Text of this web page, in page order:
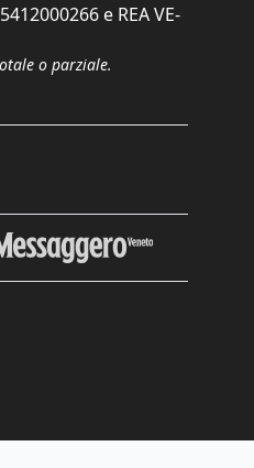
e REA VE-
o parziale.